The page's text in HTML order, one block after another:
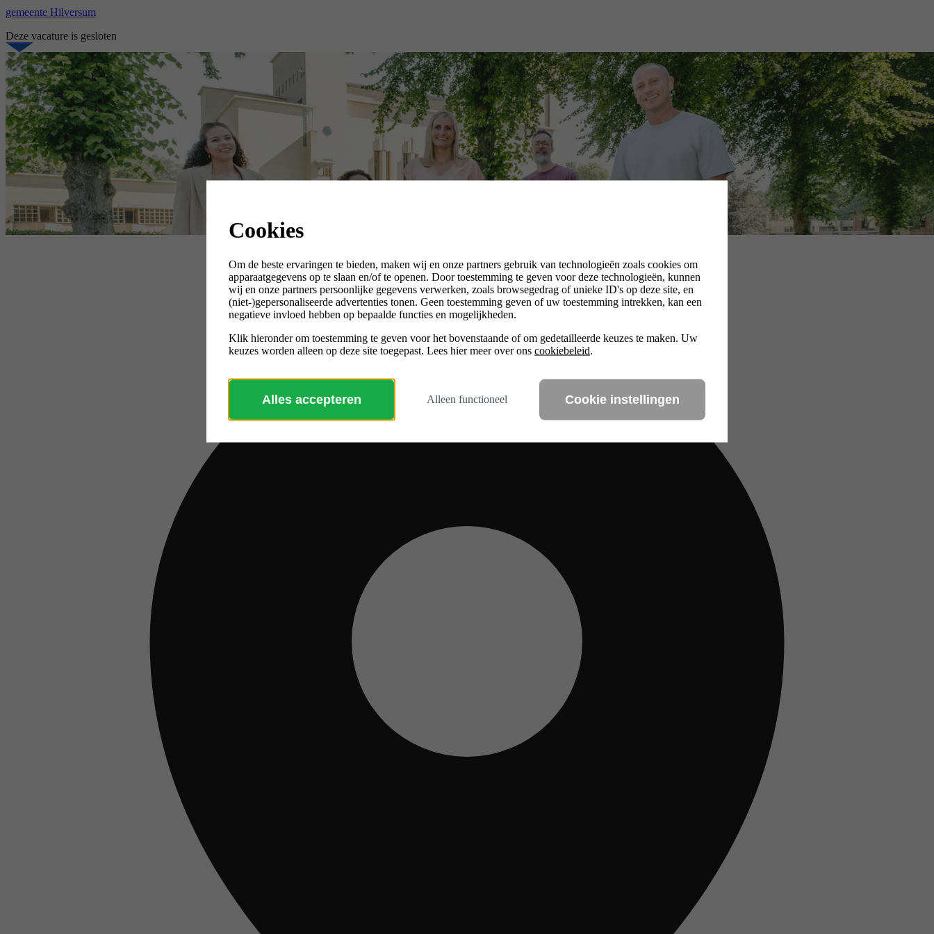
gemeente Hilversum
Deze vacature is gesloten
Cookies
Om de beste ervaringen te bieden, maken wij en onze partners gebruik van technologieën zoals cookies om
apparaatgegevens op te slaan en/of te openen. Door toestemming te geven voor deze technologieën, kunnen
wij en onze partners persoonlijke gegevens verwerken, zoals browsegedrag of unieke ID's op deze site, en
(niet-)gepersonaliseerde advertenties tonen. Geen toestemming geven of uw toestemming intrekken, kan een
negatieve invloed hebben op bepaalde functies en mogelijkheden.
Klik hieronder om toestemming te geven voor het bovenstaande of om gedetailleerde keuzes te maken. Uw
keuzes worden alleen op deze site toegepast. Lees hier meer over ons cookiebeleid.
Alles accepteren Alleen functioneel Cookie instellingen